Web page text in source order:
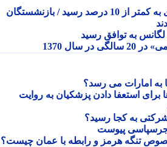
30 درصد متناسب سازی به کمتر از 10 درصد رسید / بازنشستگان
به توافق رسید
1370
امارات می رسد؟
استعفا دادن پزشکیان به روایت
به کجا رسید؟
پیوست
تنگه هرمز و رابطه با عمان چیست؟